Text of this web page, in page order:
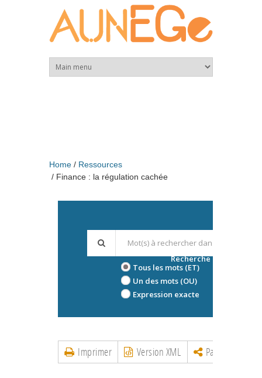
Home
Ressources
Finance : la régulation cachée
Tous les mots (ET)
Un des mots (OU)
Expression exacte
Recherche avancée
Imprimer Version XML Partager